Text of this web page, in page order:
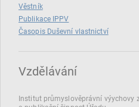
Věstník
Publikace IPPV
Časopis Duševní vlastnictví
Vzdělávání
Institut průmyslověprávní výychovy